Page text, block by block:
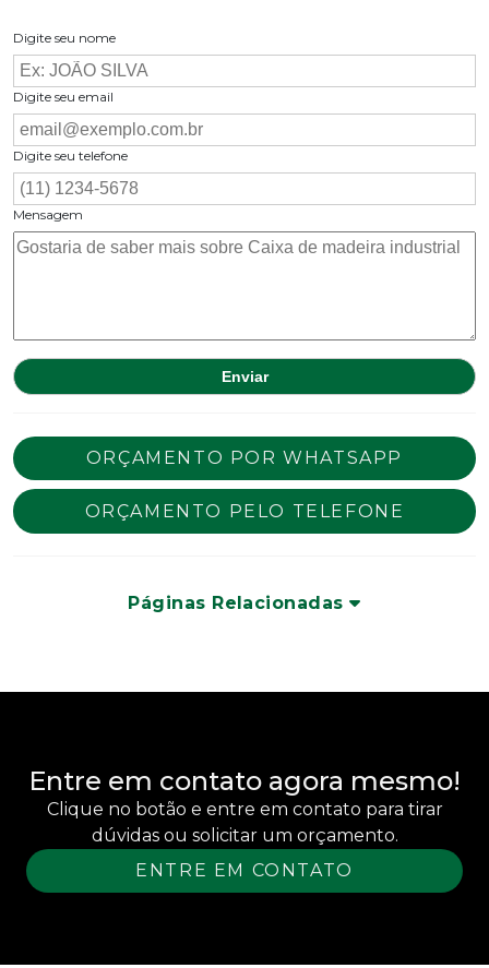
Digite seu nome
Digite seu email
Digite seu telefone
Mensagem
ORÇAMENTO POR WHATSAPP
ORÇAMENTO PELO TELEFONE
Páginas Relacionadas
Entre em contato agora mesmo!
Clique no botão e entre em contato para tirar
dúvidas ou solicitar um orçamento.
ENTRE EM CONTATO